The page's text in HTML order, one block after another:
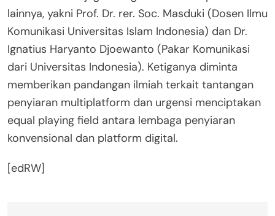
lainnya, yakni Prof. Dr. rer. Soc. Masduki (Dosen Ilmu
Komunikasi Universitas Islam Indonesia) dan Dr.
Ignatius Haryanto Djoewanto (Pakar Komunikasi
dari Universitas Indonesia). Ketiganya diminta
memberikan pandangan ilmiah terkait tantangan
penyiaran multiplatform dan urgensi menciptakan
equal playing field antara lembaga penyiaran
konvensional dan platform digital.
[edRW]